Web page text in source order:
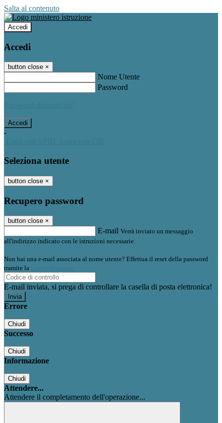
Salta al contenuto
Accedi
Accedi
button close ×
Nome Utente
Password
-
Seleziona utente
button close ×
Recupero password
button close ×
E-mail Verrà inviato un messaggio
all'indirizzo indicato con le istruzioni necessarie.
Non hai una e-mail associata al nome utente? Effettua il reset della password
tramite la
E-mail inviata, si prega di controllare la casella di posta elettronica!
Errore
Chiudi
Successo
Chiudi
Informazione
Chiudi
Attendere...
Attendere il completamento dell'operazione...